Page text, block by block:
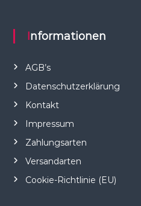
Informationen
AGB’s
Datenschutzerklärung
Kontakt
Impressum
Zahlungsarten
Versandarten
Cookie-Richtlinie (EU)